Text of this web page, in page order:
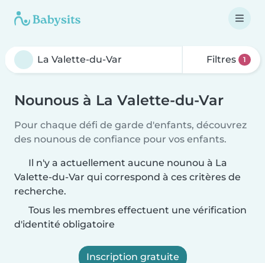
Filtres 1
Nounous à La Valette-du-Var
Pour chaque défi de garde d'enfants, découvrez
des nounous de confiance pour vos enfants.
Il n'y a actuellement aucune nounou à La
Valette-du-Var qui correspond à ces critères de
recherche.
Tous les membres effectuent une vérification
d'identité obligatoire
Inscription gratuite